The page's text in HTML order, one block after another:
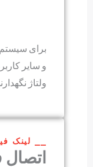
برای سیستم
ولتاژ
⎯⎯ لینک
اتصال